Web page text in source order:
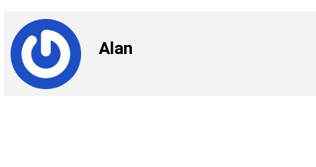
Alan